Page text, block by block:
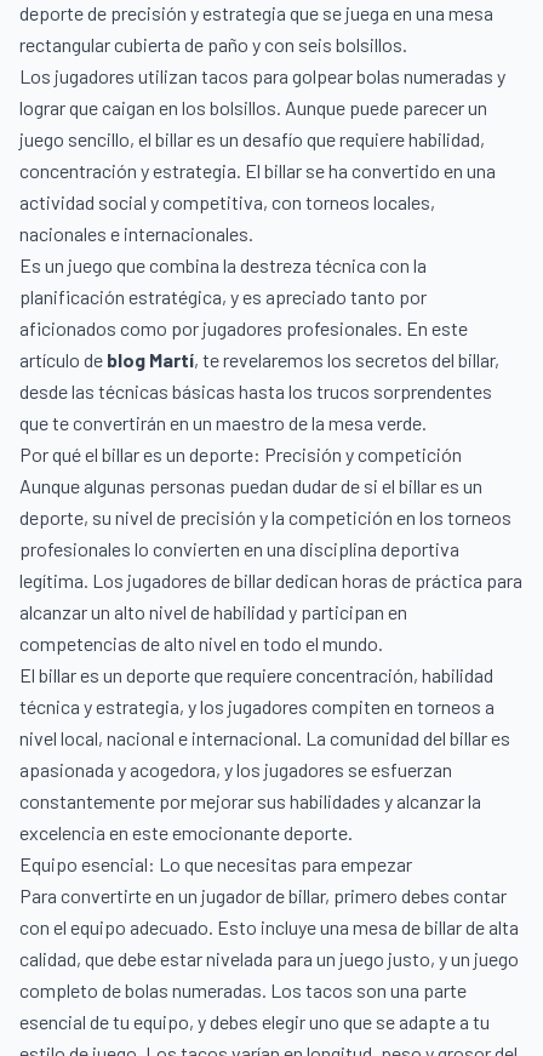
deporte de precisión y estrategia que se juega en una mesa
rectangular cubierta de paño y con seis bolsillos.
Los jugadores utilizan tacos para golpear bolas numeradas y
lograr que caigan en los bolsillos. Aunque puede parecer un
juego sencillo, el billar es un desafío que requiere habilidad,
concentración y estrategia. El billar se ha convertido en una
actividad social y competitiva, con torneos locales,
nacionales e internacionales.
Es un juego que combina la destreza técnica con la
planificación estratégica, y es apreciado tanto por
aficionados como por jugadores profesionales. En este
artículo de blog Martí, te revelaremos los secretos del billar,
desde las técnicas básicas hasta los trucos sorprendentes
que te convertirán en un maestro de la mesa verde.
Por qué el billar es un deporte: Precisión y competición
Aunque algunas personas puedan dudar de si el billar es un
deporte, su nivel de precisión y la competición en los torneos
profesionales lo convierten en una disciplina deportiva
legítima. Los jugadores de billar dedican horas de práctica para
alcanzar un alto nivel de habilidad y participan en
competencias de alto nivel en todo el mundo.
El billar es un deporte que requiere concentración, habilidad
técnica y estrategia, y los jugadores compiten en torneos a
nivel local, nacional e internacional. La comunidad del billar es
apasionada y acogedora, y los jugadores se esfuerzan
constantemente por mejorar sus habilidades y alcanzar la
excelencia en este emocionante deporte.
Equipo esencial: Lo que necesitas para empezar
Para convertirte en un jugador de billar, primero debes contar
con el equipo adecuado. Esto incluye una mesa de billar de alta
calidad, que debe estar nivelada para un juego justo, y un juego
completo de bolas numeradas. Los tacos son una parte
esencial de tu equipo, y debes elegir uno que se adapte a tu